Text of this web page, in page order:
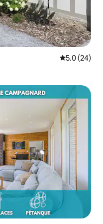
Calificación
5.0 (24)